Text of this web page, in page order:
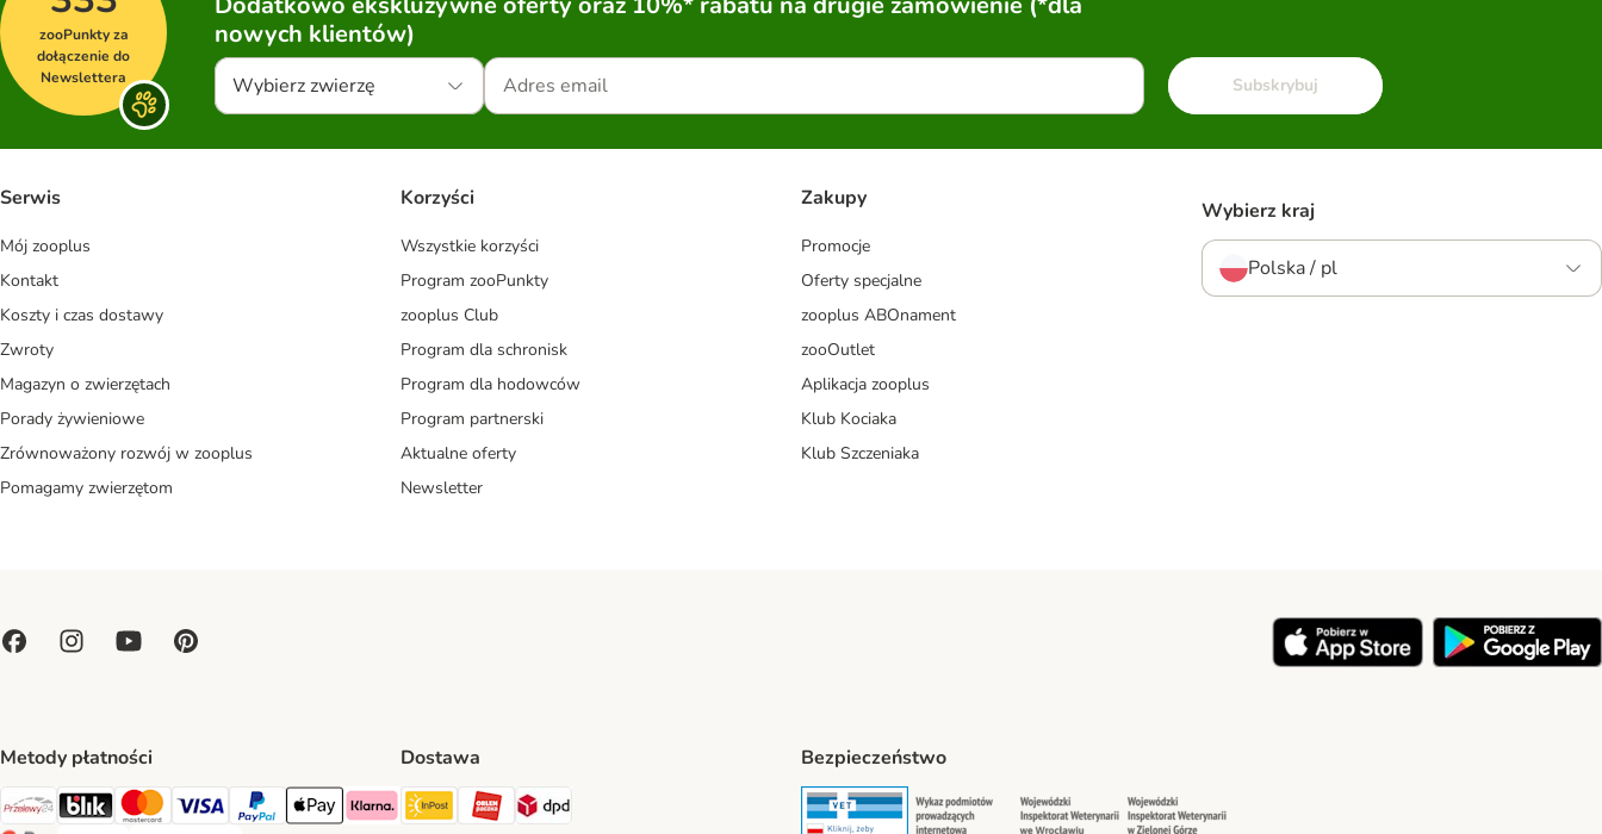
zooPunkty za
dołączenie do
Newslettera
nowych klientów)
Wybierz zwierzę Subskrybuj
Serwis
Mój zooplus
Kontakt
Koszty i czas dostawy
Zwroty
Magazyn o zwierzętach
Porady żywieniowe
Zrównoważony rozwój w zooplus
Pomagamy zwierzętom
Korzyści
Wszystkie korzyści
Program zooPunkty
zooplus Club
Program dla schronisk
Program dla hodowców
Program partnerski
Aktualne oferty
Newsletter
Zakupy
Promocje
Oferty specjalne
zooplus ABOnament
zooOutlet
Aplikacja zooplus
Klub Kociaka
Klub Szczeniaka
Wybierz kraj
Polska / pl
Metody płatności
Przelewy24 Payment Method
Blik Payment Method
MasterCard Payment Method
Visa Payment Method
PayPal Payment Method
Apple Pay Payment Method
Klarna Payment Method
Dostawa
Paczkomat® Shipping Method
ORLEN Paczka Shipping Method
Bezpieczeństwo
Security Security Security